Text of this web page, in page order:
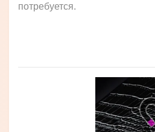
потребуется.